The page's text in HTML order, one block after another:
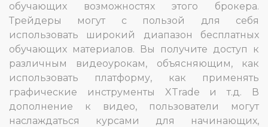
обучающих возможностях этого брокера.
Трейдеры могут с пользой для себя
использовать широкий диапазон бесплатных
обучающих материалов. Вы получите доступ к
различным видеоурокам, объясняющим, как
использовать платформу, как применять
графические инструменты XTrade и т.д. В
дополнение к видео, пользователи могут
наслаждаться курсами для начинающих,